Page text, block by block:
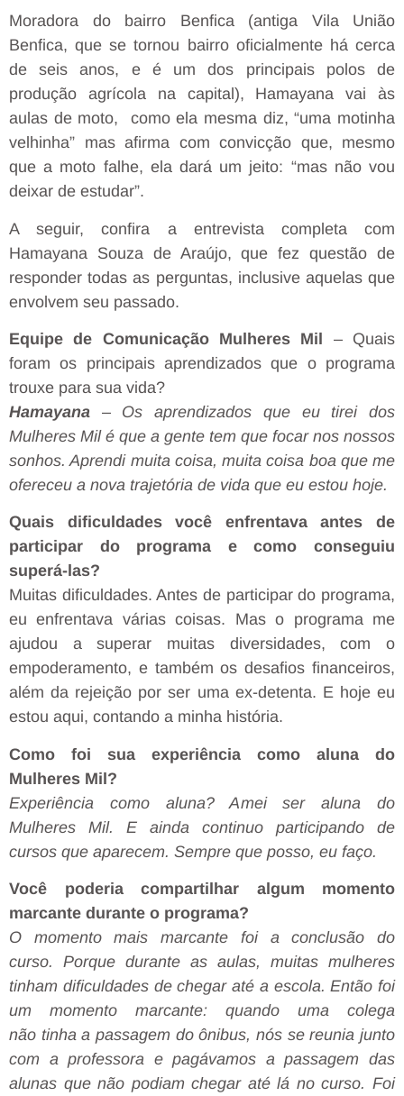
Moradora do bairro Benfica (antiga Vila União
Benfica, que se tornou bairro oficialmente há cerca
de seis anos, e é um dos principais polos de
produção agrícola na capital), Hamayana vai às
aulas de moto, como ela mesma diz, “uma motinha
velhinha” mas afirma com convicção que, mesmo
que a moto falhe, ela dará um jeito: “mas não vou
deixar de estudar”.
A seguir, confira a entrevista completa com
Hamayana Souza de Araújo, que fez questão de
responder todas as perguntas, inclusive aquelas que
envolvem seu passado.
Equipe de Comunicação Mulheres Mil – Quais
foram os principais aprendizados que o programa
trouxe para sua vida?
Hamayana
–Os aprendizados que eu tirei dos
Mulheres Mil é que a gente tem que focar nos nossos
sonhos. Aprendi muita coisa, muita coisa boa que me
ofereceu a nova trajetória de vida que eu estou hoje.
Quais dificuldades você enfrentava antes de
participar do programa e como conseguiu
superá-las?
Muitas dificuldades. Antes de participar do programa,
eu enfrentava várias coisas. Mas o programa me
ajudou a superar muitas diversidades, com o
empoderamento, e também os desafios financeiros,
além da rejeição por ser uma ex-detenta. E hoje eu
estou aqui, contando a minha história.
Como foi sua experiência como aluna do
Mulheres Mil?
Experiência como aluna? Amei ser aluna do
Mulheres Mil. E ainda continuo participando de
cursos que aparecem. Sempre que posso, eu faço.
Você poderia compartilhar algum momento
marcante durante o programa?
O momento mais marcante foi a conclusão do
curso. Porque durante as aulas, muitas mulheres
tinham dificuldadesde chegar até a escola. Então foi
um momento marcante: quando uma colega
não tinha a passagem do ônibus, nós sereunia junto
com a professora e pagávamos a passagem das
alunas que não podiam chegar até lá no curso. Foi